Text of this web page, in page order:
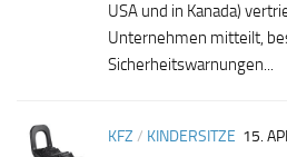
USA und in Kanada)
Unternehmen mitteilt,
Sicherheitswarnungen...
KFZ / KINDERSITZE 15.